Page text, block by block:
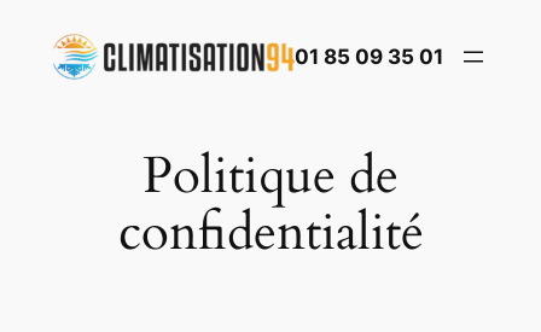
contenu
01 85 09 35 01
Politique de
confidentialité